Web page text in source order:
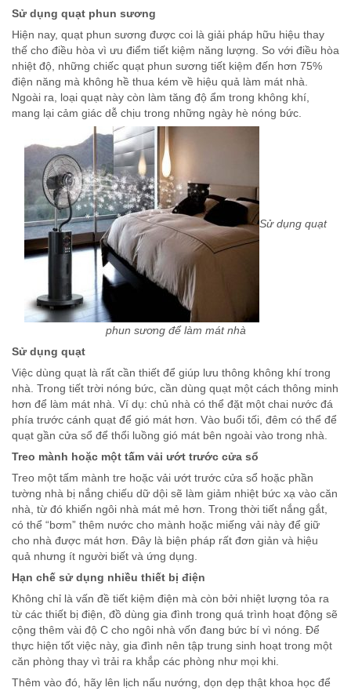
Sử dụng quạt phun sương
Hiện nay, quạt phun sương được coi là giải pháp hữu hiệu thay
thế cho điều hòa vì ưu điểm tiết kiệm năng lượng. So với điều hòa
nhiệt độ, những chiếc quạt phun sương tiết kiệm đến hơn 75%
điện năng mà không hề thua kém về hiệu quả làm mát nhà.
Ngoài ra, loại quạt này còn làm tăng độ ẩm trong không khí,
mang lại cảm giác dễ chịu trong những ngày hè nóng bức.
Sử dụng quạt
phun sương để làm mát nhà
Sử dụng quạt
Việc dùng quạt là rất cần thiết để giúp lưu thông không khí trong
nhà. Trong tiết trời nóng bức, cần dùng quạt một cách thông minh
hơn để làm mát nhà. Ví dụ: chủ nhà có thể đặt một chai nước đá
phía trước cánh quạt để gió mát hơn. Vào buổi tối, đêm có thể để
quạt gần cửa sổ để thổi luồng gió mát bên ngoài vào trong nhà.
Treo mành hoặc một tấm vải ướt trước cửa sổ
Treo một tấm mành tre hoặc vải ướt trước cửa sổ hoặc phần
tường nhà bị nắng chiếu dữ dội sẽ làm giảm nhiệt bức xạ vào căn
nhà, từ đó khiến ngôi nhà mát mẻ hơn. Trong thời tiết nắng gắt,
có thể “bơm” thêm nước cho mành hoặc miếng vải này để giữ
cho nhà được mát hơn. Đây là biện pháp rất đơn giản và hiệu
quả nhưng ít người biết và ứng dụng.
Hạn chế sử dụng nhiều thiết bị điện
Không chỉ là vấn đề tiết kiệm điện mà còn bởi nhiệt lượng tỏa ra
từ các thiết bị điện, đồ dùng gia đình trong quá trình hoạt động sẽ
cộng thêm vài độ C cho ngôi nhà vốn đang bức bí vì nóng. Để
thực hiện tốt việc này, gia đình nên tập trung sinh hoạt trong một
căn phòng thay vì trải ra khắp các phòng như mọi khi.
Thêm vào đó, hãy lên lịch nấu nướng, dọn dẹp thật khoa học để